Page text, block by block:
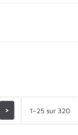
> 1–25 sur 320